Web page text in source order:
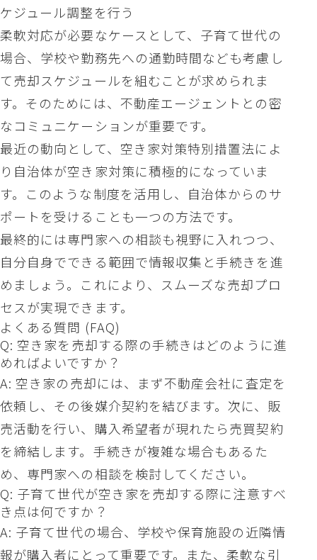
ケジュール調整を行う
柔軟対応が必要なケースとして、子育て世代の
場合、学校や勤務先への通勤時間なども考慮し
て売却スケジュールを組むことが求められま
す。そのためには、不動産エージェントとの密
なコミュニケーションが重要です。
最近の動向として、空き家対策特別措置法によ
り自治体が空き家対策に積極的になっていま
す。このような制度を活用し、自治体からのサ
ポートを受けることも一つの方法です。
最終的には専門家への相談も視野に入れつつ、
自分自身でできる範囲で情報収集と手続きを進
めましょう。これにより、スムーズな売却プロ
セスが実現できます。
よくある質問 (FAQ)
Q: 空き家を売却する際の手続きはどのように進
めればよいですか？
A: 空き家の売却には、まず不動産会社に査定を
依頼し、その後媒介契約を結びます。次に、販
売活動を行い、購入希望者が現れたら売買契約
を締結します。手続きが複雑な場合もあるた
め、専門家への相談を検討してください。
Q: 子育て世代が空き家を売却する際に注意すべ
き点は何ですか？
A: 子育て世代の場合、学校や保育施設の近隣情
報が購入者にとって重要です。また、柔軟な引